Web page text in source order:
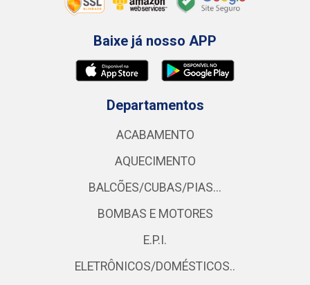
Baixe já nosso APP
Departamentos
ACABAMENTO
AQUECIMENTO
BALCÕES/CUBAS/PIAS...
BOMBAS E MOTORES
E.P.I.
ELETRÔNICOS/DOMÉSTICOS..